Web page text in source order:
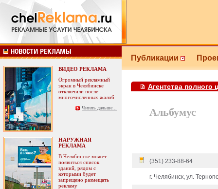
ВИДЕО РЕКЛАМА
Огромный рекламный
экран в Челябинске
отключили после
многочисленных жалоб
Читать дальше...
НАРУЖНАЯ
РЕКЛАМА
В Челябинске может
появиться список
зданий, рядом с
которыми будет
запрещено размещать
рекламу
Публикации
Агентства полного
Альбумус
(351) 233-88-64
г. Челябинск, ул.